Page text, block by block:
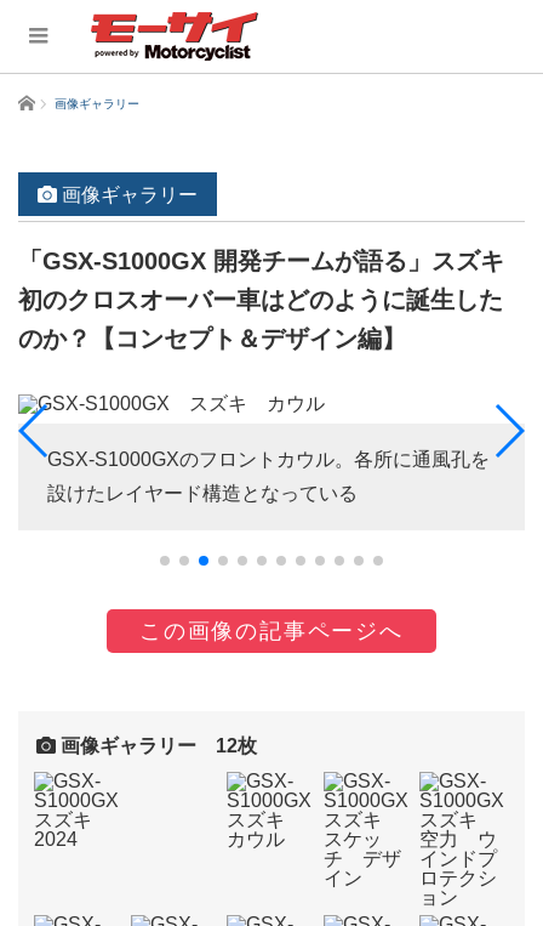
ホーム 画像ギャラリー
画像ギャラリー
「GSX-S1000GX 開発チームが語る」スズキ
初のクロスオーバー車はどのように誕生した
のか？【コンセプト＆デザイン編】
GSX-S1000GXのフロントカウル。各所に通風孔を
設けたレイヤード構造となっている
この画像の記事ページへ
画像ギャラリー 12枚